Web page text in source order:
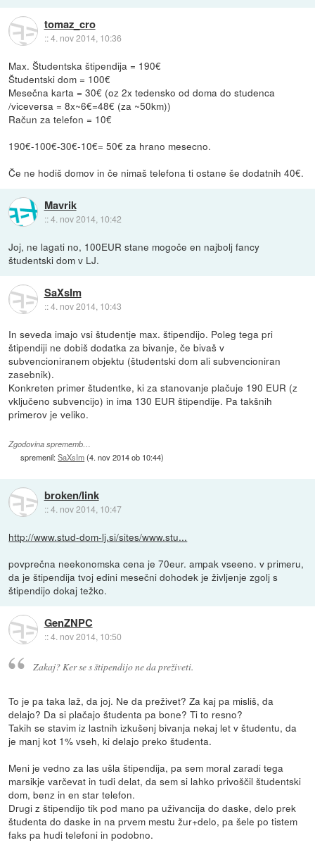
tomaz_cro
::4. nov 2014, 10:36
Max. Študentska štipendija = 190€
Študentski dom = 100€
Mesečna karta = 30€ (oz 2x tedensko od doma do studenca
/viceversa = 8x~6€=48€ (za ~50km))
Račun za telefon = 10€
190€-100€-30€-10€= 50€ za hrano mesecno.
Če ne hodiš domov in če nimaš telefona ti ostane še dodatnih 40€.
Mavrik
::4. nov 2014, 10:42
Joj, ne lagati no, 100EUR stane mogoče en najbolj fancy
študentski dom v LJ.
SaXsIm
::4. nov 2014, 10:43
In seveda imajo vsi študentje max. štipendijo. Poleg tega pri
štipendiji ne dobiš dodatka za bivanje, če bivaš v
subvencioniranem objektu (študentski dom ali subvencioniran
zasebnik).
Konkreten primer študentke, ki za stanovanje plačuje 190 EUR (z
vključeno subvencijo) in ima 130 EUR štipendije. Pa takšnih
primerov je veliko.
Zgodovina sprememb…
spremenil:SaXsIm(4. nov 2014 ob 10:44)
broken/link
::4. nov 2014, 10:47
http://www.stud-dom-lj.si/sites/www.stu...
povprečna neekonomska cena je 70eur. ampak vseeno. v primeru,
da je štipendija tvoj edini mesečni dohodek je življenje zgolj s
štipendijo dokaj težko.
GenZNPC
::4. nov 2014, 10:50
Zakaj? Ker se s štipendijo ne da preživeti.
To je pa taka laž, da joj. Ne da preživet? Za kaj pa misliš, da
delajo? Da si plačajo študenta pa bone? Ti to resno?
Takih se stavim iz lastnih izkušenj bivanja nekaj let v študentu, da
je manj kot 1% vseh, ki delajo preko študenta.
Meni je vedno za las ušla štipendija, pa sem moral zaradi tega
marsikje varčevat in tudi delat, da sem si lahko privoščil študentski
dom, benz in en star telefon.
Drugi z štipendijo tik pod mano pa uživancija do daske, delo prek
študenta do daske in na prvem mestu žur+delo, pa šele po tistem
faks pa hudi telefoni in podobno.